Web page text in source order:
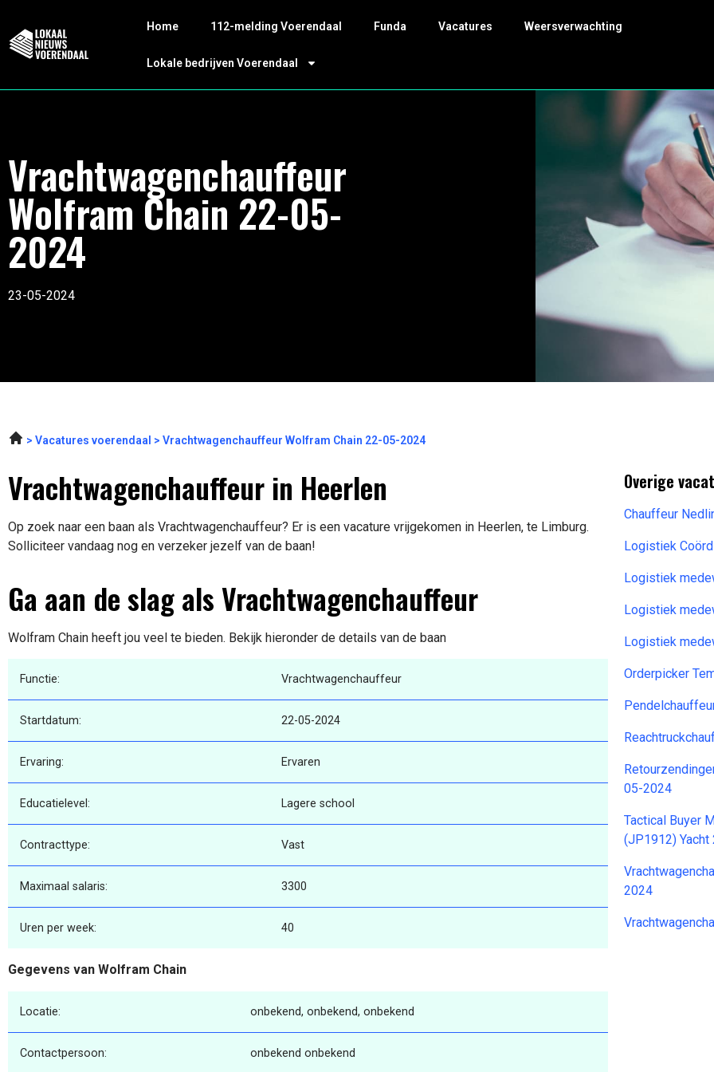
Home 112-melding Voerendaal Funda Vacatures Weersverwachting
Lokale bedrijven Voerendaal
Vrachtwagenchauffeur
Wolfram Chain 22-05-
2024
23-05-2024
Vacatures voerendaal Vrachtwagenchauffeur Wolfram Chain 22-05-2024
Vrachtwagenchauffeur in Heerlen
Op zoek naar een baan als Vrachtwagenchauffeur? Er is een vacature vrijgekomen in Heerlen, te Limburg.
Solliciteer vandaag nog en verzeker jezelf van de baan!
Ga aan de slag als Vrachtwagenchauffeur
Wolfram Chain heeft jou veel te bieden. Bekijk hieronder de details van de baan
Functie: Vrachtwagenchauffeur
Startdatum: 22-05-2024
Ervaring: Ervaren
Educatielevel: Lagere school
Contracttype: Vast
Maximaal salaris: 3300
Uren per week: 40
Gegevens van Wolfram Chain
Locatie: onbekend, onbekend, onbekend
Contactpersoon: onbekend onbekend
Overige
Chauffeur
Logistiek
Logistiek
Logistiek
Logistiek
Orderpicker
05-2024
Tactical Buyer
(JP1912)
2024